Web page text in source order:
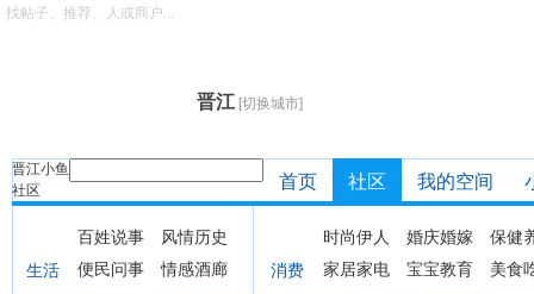
晋江 [切换城市]
晋江小鱼
社区
找帖子、推荐、人或商户...
首页 社区 我的空间
生活
百姓说事
风情历史
便民问事
情感酒廊 消费
时尚伊人 婚庆婚嫁
保健
家居家电
宝宝教育 美食